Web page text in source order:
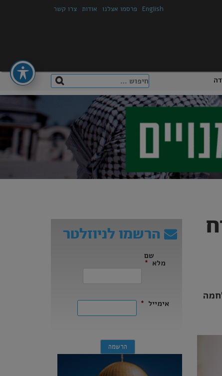
English פרסמו אצלנו אודות צרו קשר
חיפוש:
הרשמו לניוזלטר
שם
מלא *
אימייל *